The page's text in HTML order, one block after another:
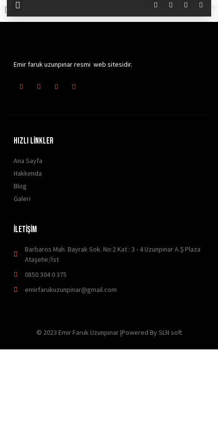
[woocommerce_cart]
Emir faruk uzunpınar resmi web sitesidir.
HIZLI LİNKLER
Ana Sayfa
Hakkımda
Blog
Galeri
İLETİŞİM
Barbaros Mah. Bayrak Sok. No:2 Kat : 3 - 4 Uzunpınar A.Ş Plaza
Ataşehir/İst
0850 304 0 375
emirfarukuzunpinar@gmail.com
© 2023 Emir Faruk Uzunpınar |Powered By SLN soft